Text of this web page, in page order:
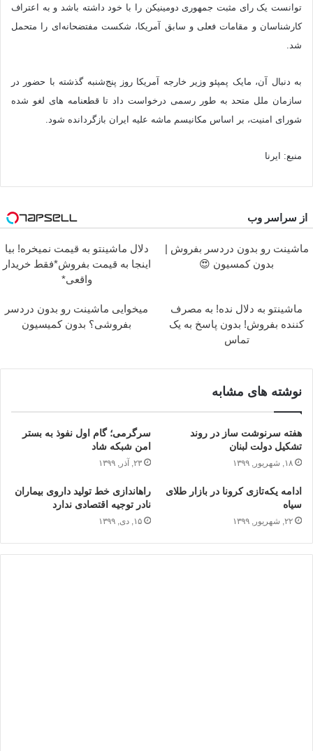
توانست یک رای مثبت جمهوری دومینیکن را با خود داشته باشد و به اعتراف
کارشناسان و مقامات فعلی و سابق آمریکا، شکست مفتضحانه‌ای را متحمل
شد.
به دنبال آن، مایک پمپئو وزیر خارجه آمریکا روز پنج‌شنبه گذشته با حضور در
سازمان ملل متحد به طور رسمی درخواست داد تا قطعنامه های لغو شده
شورای امنیت، بر اساس مکانیسم ماشه علیه ایران بازگردانده شود.
منبع: ایرنا
از سراسر وب
ماشینت رو بدون دردسر بفروش |
بدون کمسیون 😍
دلال ماشینتو به قیمت نمیخره! بیا
اینجا به قیمت بفروش*فقط خریدار
واقعی*
ماشینتو به دلال نده! به مصرف
کننده بفروش! بدون پاسخ به یک
تماس
میخوایی ماشینت رو بدون دردسر
بفروشی؟ بدون کمیسیون
نوشته های مشابه
هفته‌ سرنوشت ساز در روند
تشکیل دولت لبنان
۱۸, شهریور, ۱۳۹۹
سرگرمی؛ گام اول نفوذ به بستر
امن شبکه شاد
۲۳, آذر, ۱۳۹۹
ادامه یکه‌تازی کرونا در بازار طلای
سیاه
۲۲, شهریور, ۱۳۹۹
راه‎اندازی خط تولید داروی بیماران
نادر توجیه اقتصادی ندارد
۱۵, دی, ۱۳۹۹